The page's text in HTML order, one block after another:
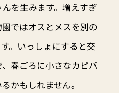
を生みます。増えすぎ
ではオスとメスを別の
。いっしょにすると交
春ごろに小さなカピバ
かもしれません。